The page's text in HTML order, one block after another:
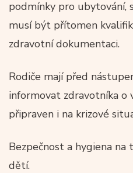
podmínky pro ubytování,
musí být přítomen
zdravotní dokumentaci.
Rodiče mají před
informovat zdravotníka o
připraven i na krizové
Bezpečnost a hygiena
dětí.